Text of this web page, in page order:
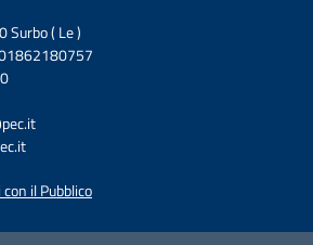
Surbo ( Le )
il Pubblico